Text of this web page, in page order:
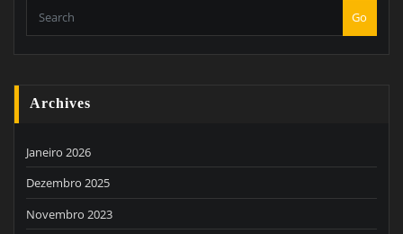
Go
Archives
Janeiro 2026
Dezembro 2025
Novembro 2023